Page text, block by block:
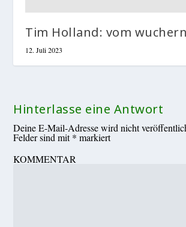
Tim Holland: vom wuchern
12. Juli 2023
Hinterlasse eine Antwort
Deine E-Mail-Adresse wird nicht
Felder sind mit* markiert
KOMMENTAR